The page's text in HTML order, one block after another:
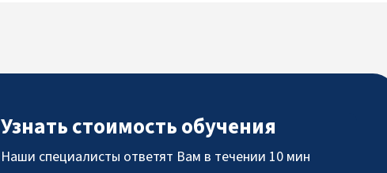
Узнать стоимость обучения
Наши специалисты ответят Вам в течении 10 мин